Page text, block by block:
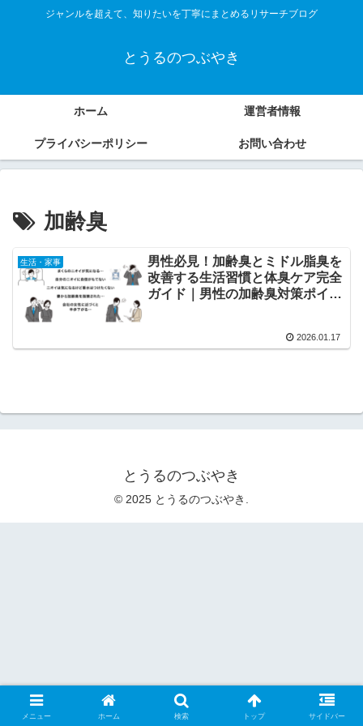
ジャンルを超えて、知りたいを丁寧にまとめるリサーチブログ
とうるのつぶやき
ホーム 運営者情報
プライバシーポリシー お問い合わせ
加齢臭
生活・家事
男性必見！加齢臭とミドル脂臭を
改善する生活習慣と体臭ケア完全
ガイド｜男性の加齢臭対策ポイン
2026.01.17
とうるのつぶやき
© 2025 とうるのつぶやき.
メニュー ホーム 検索 トップ サイドバー